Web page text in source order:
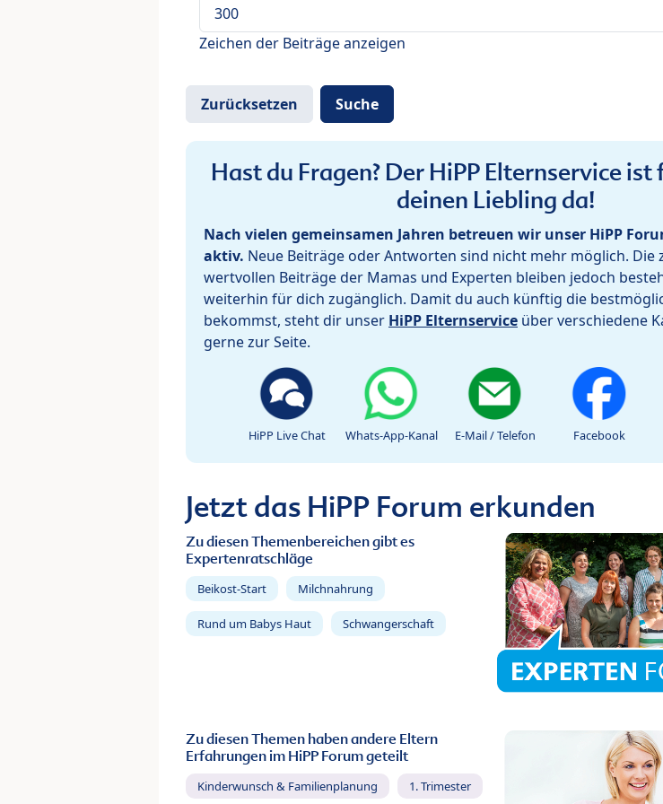
Zeichen der Beiträge anzeigen
Hast du Fragen? Der HiPP Elternservice ist
deinen Liebling da!
Nach vielen gemeinsamen Jahren betreuen wir unser HiPP
aktiv. Neue Beiträge oder Antworten sind nicht mehr möglich. Die
wertvollen Beiträge der Mamas und Experten bleiben jedoch
weiterhin für dich zugänglich. Damit du auch künftig die
bekommst, steht dir unser HiPP Elternservice über verschiedene
gerne zur Seite.
HiPP Live Chat Whats-App-Kanal E-Mail / Telefon Facebook
Jetzt das HiPP Forum erkunden
Zu diesen Themenbereichen gibt es
Expertenratschläge
Beikost-Start Milchnahrung
Rund um Babys Haut Schwangerschaft
Zu diesen Themen haben andere Eltern
Erfahrungen im HiPP Forum geteilt
Kinderwunsch & Familienplanung 1. Trimester